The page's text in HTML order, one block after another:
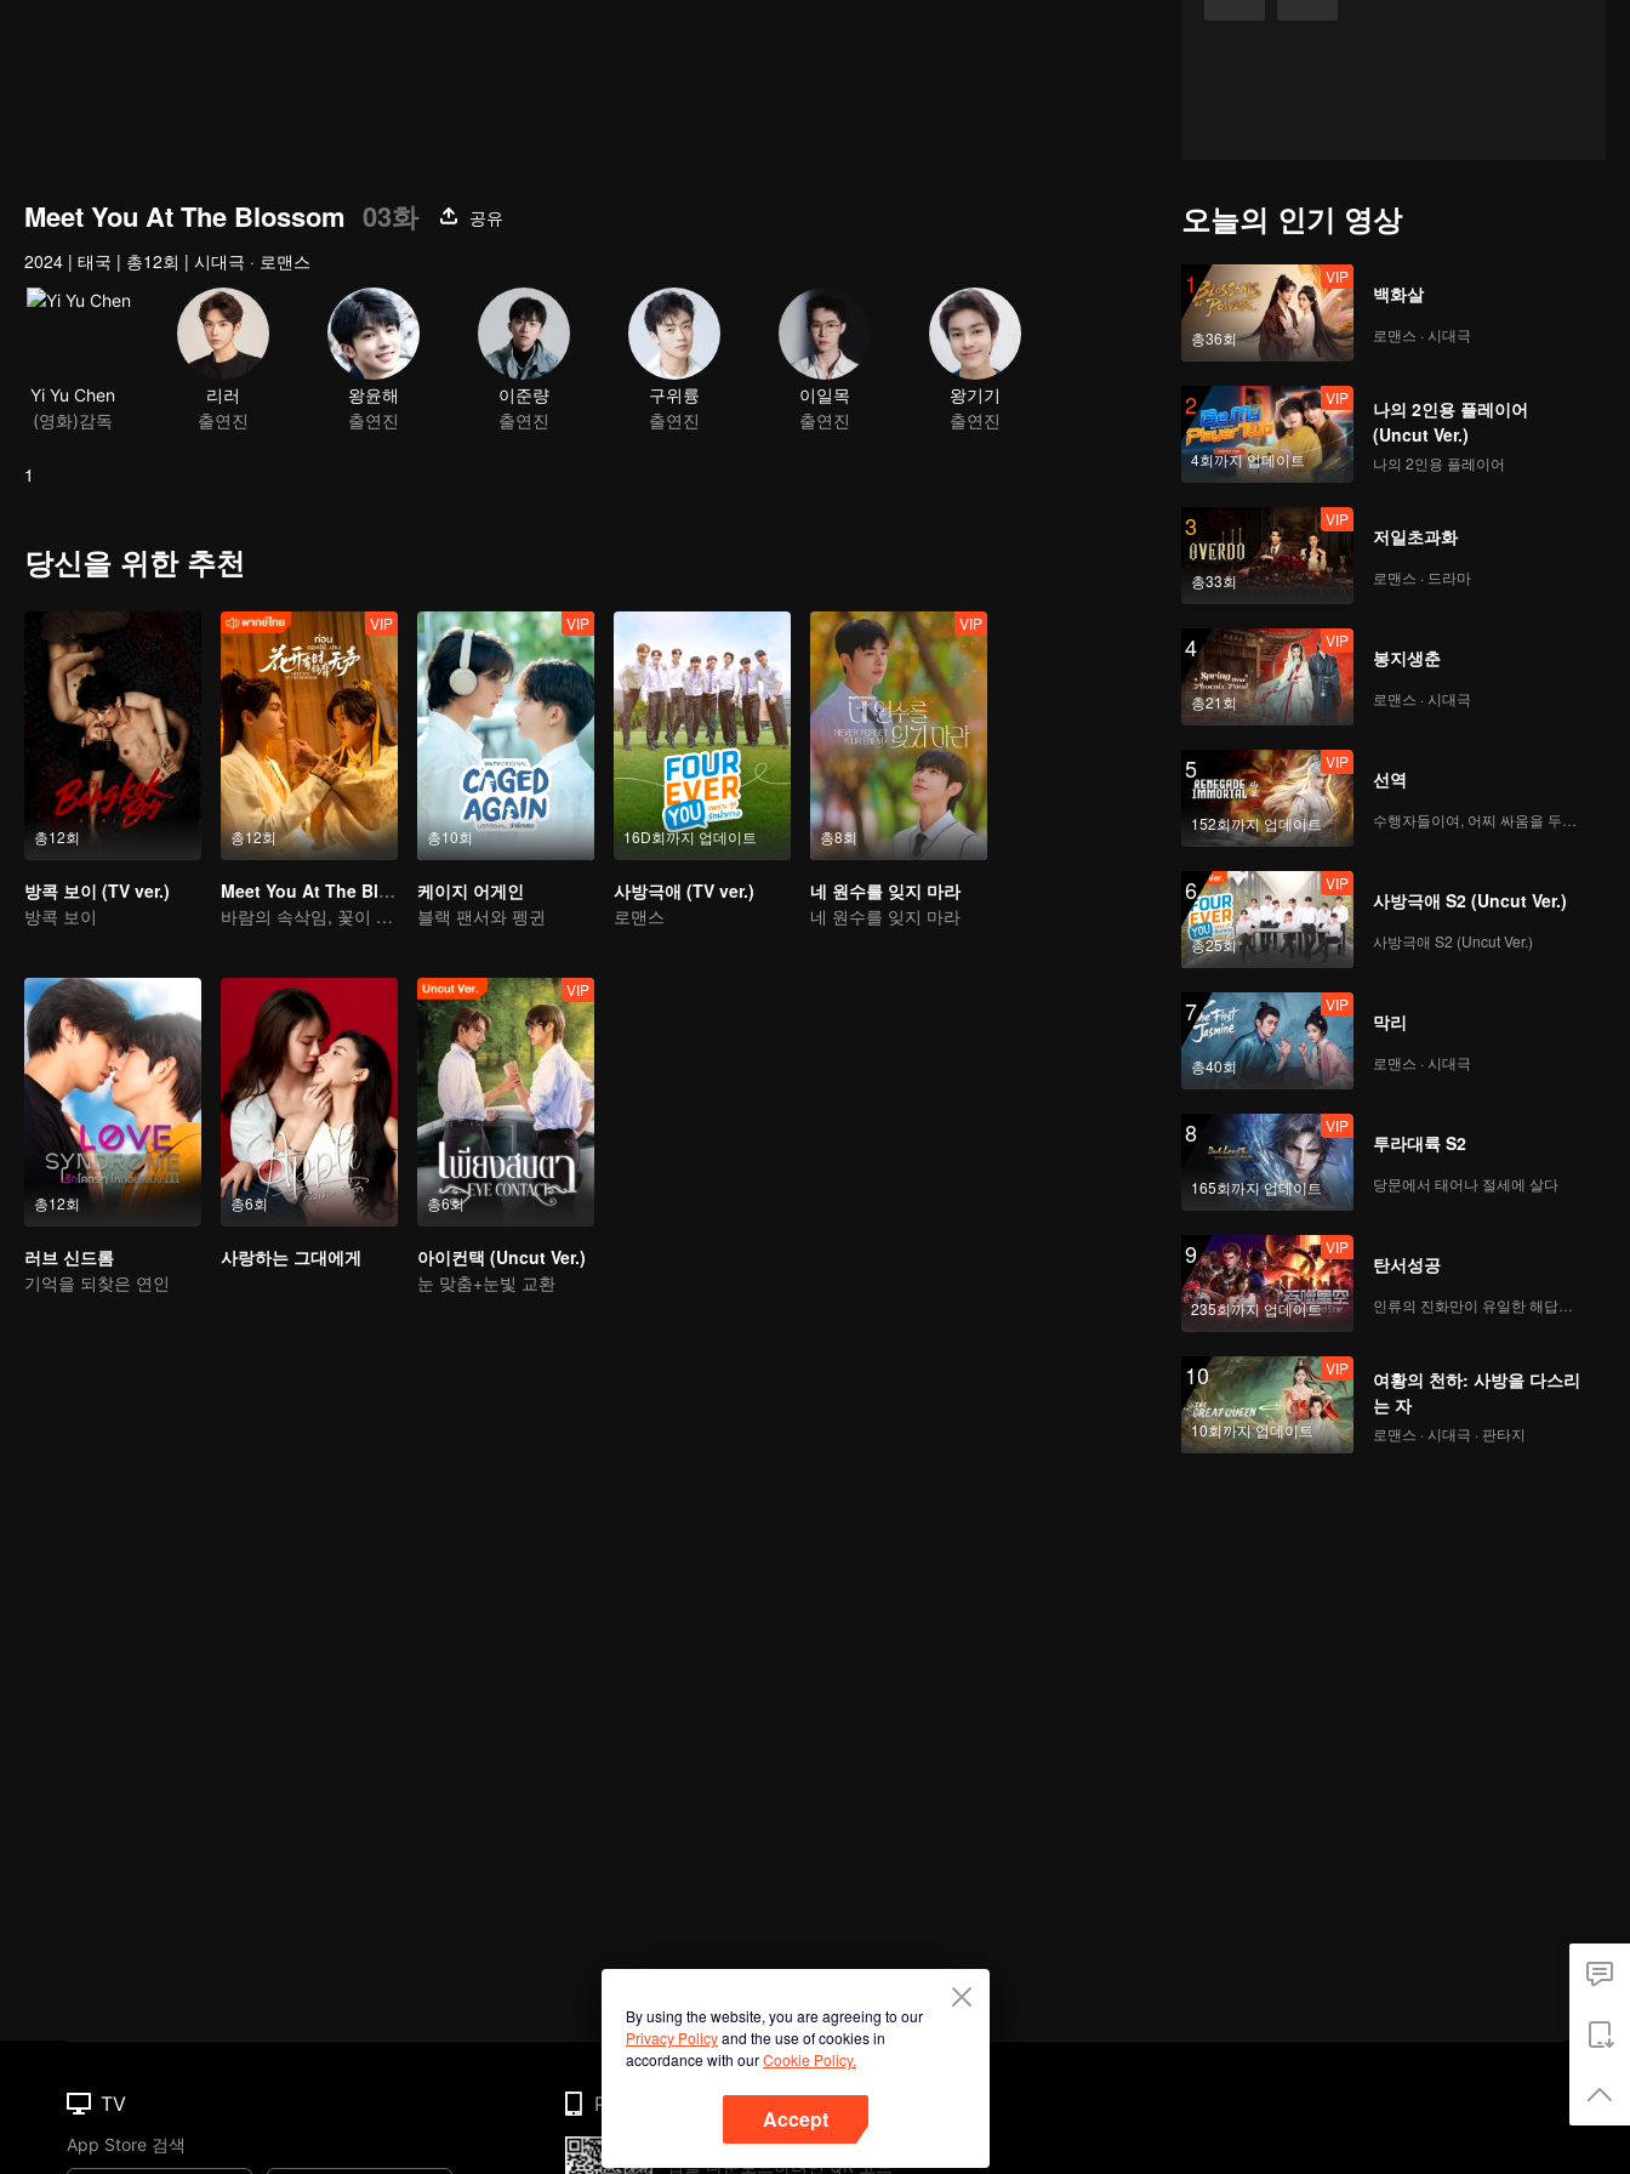
Meet You At The Blossom 03화
공유
2024 | 태국 | 총12회 | 시대극 · 로맨스
Yi Yu Chen
(영화)감독
리러
출연진
왕윤해
출연진
이준량
출연진
구위륭
출연진
이일목
출연진
왕기기
출연진
1
당신을 위한 추천
총12회
방콕 보이 (TV ver.)
방콕 보이
총12회
VIP
Meet You At The Blossom
바람의 속삭임, 꽃이 피는 날까지
총10회
VIP
케이지 어게인
블랙 팬서와 펭귄
16D회까지 업데이트
사방극애 (TV ver.)
로맨스
총8회
VIP
네 원수를 잊지 마라
네 원수를 잊지 마라
총12회
러브 신드롬
기억을 되찾은 연인
총6회
사랑하는 그대에게
총6회
VIP
아이컨택 (Uncut Ver.)
눈 맞춤+눈빛 교환
오늘의 인기 영상
1
총36회
VIP
백화살
로맨스 · 시대극
2
4회까지 업데이트
VIP
나의 2인용 플레이어
(Uncut Ver.)
나의 2인용 플레이어
3
총33회
VIP
저일초과화
로맨스 · 드라마
4
총21회
VIP
봉지생춘
로맨스 · 시대극
5
152회까지 업데이트
VIP
선역
6
총25회
VIP
사방극애 S2 (Uncut Ver.)
사방극애 S2 (Uncut Ver.)
7
총40회
VIP
막리
로맨스 · 시대극
8
165회까지 업데이트
VIP
투라대륙 S2
당문에서 태어나 절세에 살다
9
235회까지 업데이트
VIP
탄서성공
인류의 진화만이 유일한 해답이다
10
10회까지 업데이트
VIP
여황의 천하: 사방을 다스리
는 자
로맨스 · 시대극 · 판타지
By using the website, you are agreeing to our
Privacy Policyand the use of cookies in
accordance with ourCookie Policy.
Accept
TV
App Store 검색
Phone
앱을 다운로드하려면 QR 코드